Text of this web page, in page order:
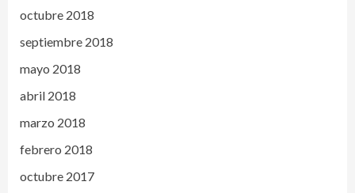
octubre 2018
septiembre 2018
mayo 2018
abril 2018
marzo 2018
febrero 2018
octubre 2017